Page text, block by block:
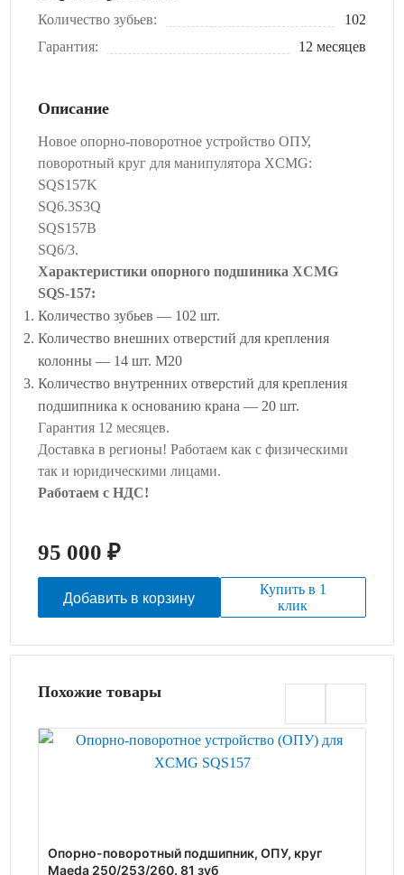
Количество зубьев:
102
Гарантия:
12 месяцев
Описание
Новое опорно-поворотное устройство ОПУ,
поворотный круг для манипулятора XCMG:
SQS157K
SQ6.3S3Q
SQS157B
SQ6/3.
Характеристики опорного подшиника XCMG
SQS-157:
Количество зубьев — 102 шт.
Количество внешних отверстий для крепления
колонны — 14 шт. М20
Количество внутренних отверстий для крепления
подшипника к основанию крана — 20 шт.
Гарантия 12 месяцев.
Доставка в регионы! Работаем как с физическими
так и юридическими лицами.
Работаем с НДС!
95 000₽
Добавить в корзину
Купить в 1
клик
Похожие товары
Опорно-поворотный подшипник, ОПУ, круг
Maeda 250/253/260. 81 зуб